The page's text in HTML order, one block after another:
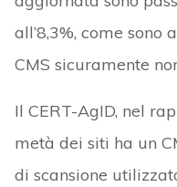
all’8,3%, come sono
CMS sicuramente
Il CERT-AgID, nel
metà dei siti ha un
di scansione